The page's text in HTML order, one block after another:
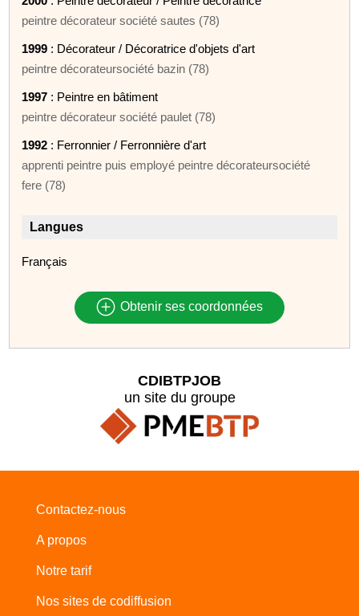
peintre décorateur société sautes (78)
1999 : Décorateur / Décoratrice d'objets d'art
peintre décorateursociété bazin (78)
1997 : Peintre en bâtiment
peintre décorateur société paulet (78)
1992 : Ferronnier / Ferronnière d'art
apprenti peintre puis employé peintre décorateursociété
fere (78)
Langues
Français
Obtenir ses coordonnées
CDIBTPJOB
un site du groupe
Contactez-nous
A propos
Notre tarif
Nos sites de codiffusion